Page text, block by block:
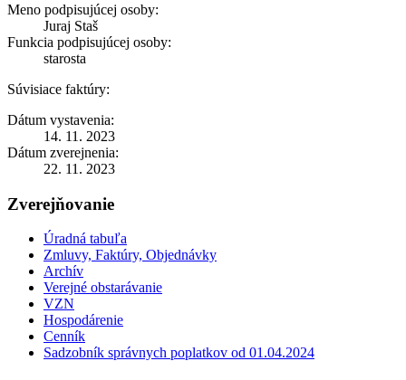
Meno podpisujúcej osoby:
Juraj Staš
Funkcia podpisujúcej osoby:
starosta
Súvisiace faktúry:
Dátum vystavenia:
14. 11. 2023
Dátum zverejnenia:
22. 11. 2023
Zverejňovanie
Úradná tabuľa
Zmluvy, Faktúry, Objednávky
Archív
Verejné obstarávanie
VZN
Hospodárenie
Cenník
Sadzobník správnych poplatkov od 01.04.2024